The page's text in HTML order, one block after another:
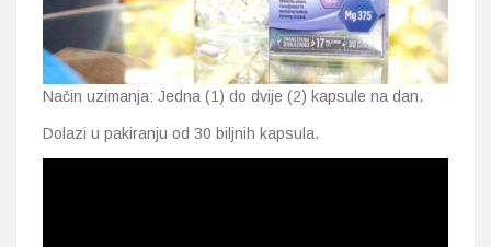
Način uzimanja: Jedna (1) do dvije (2) kapsule na dan.
Dolazi u pakiranju od 30 biljnih kapsula.